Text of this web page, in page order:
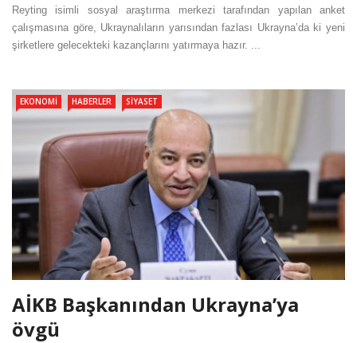
Reyting isimli sosyal araştırma merkezi tarafından yapılan anket
çalışmasına göre, Ukraynalıların yarısından fazlası Ukrayna’da ki yeni
şirketlere gelecekteki kazançlarını yatırmaya hazır. ...
EKONOMI HABERLER SIYASET
AİKB Başkanından Ukrayna’ya
övgü